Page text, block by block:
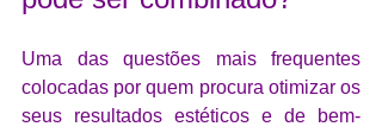
Uma das questões mais frequentes
colocadas por quem procura otimizar os
seus resultados estéticos e de bem-